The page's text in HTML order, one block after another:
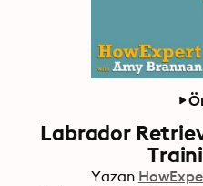
Labrador
Yazan